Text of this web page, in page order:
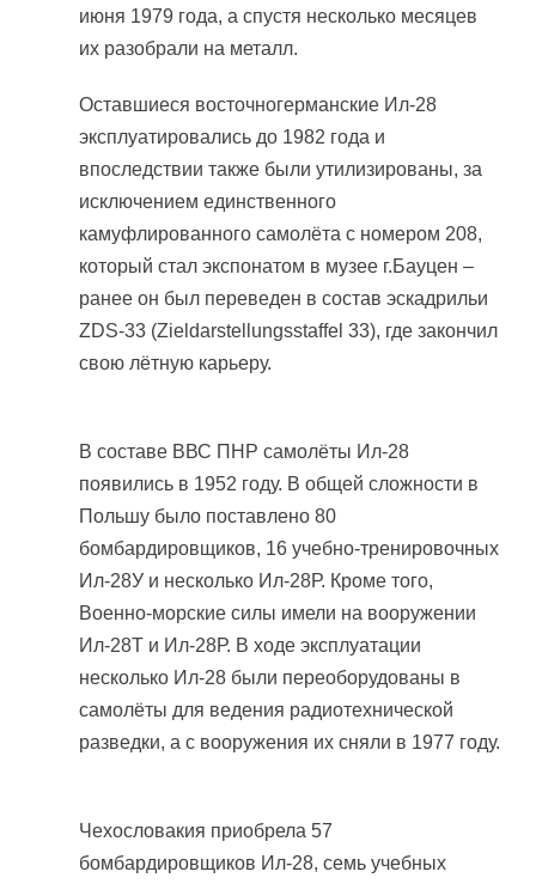
июня 1979 года, а спустя несколько месяцев
их разобрали на металл.
Оставшиеся восточногерманские Ил-28
эксплуатировались до 1982 года и
впоследствии также были утилизированы, за
исключением единственного
камуфлированного самолёта с номером 208,
который стал экспонатом в музее г.Бауцен –
ранее он был переведен в состав эскадрильи
ZDS-33 (Zieldarstellungsstaffel 33), где закончил
свою лётную карьеру.
В составе ВВС ПНР самолёты Ил-28
появились в 1952 году. В общей сложности в
Польшу было поставлено 80
бомбардировщиков, 16 учебно-тренировочных
Ил-28У и несколько Ил-28Р. Кроме того,
Военно-морские силы имели на вооружении
Ил-28Т и Ил-28Р. В ходе эксплуатации
несколько Ил-28 были переоборудованы в
самолёты для ведения радиотехнической
разведки, а с вооружения их сняли в 1977 году.
Чехословакия приобрела 57
бомбардировщиков Ил-28, семь учебных